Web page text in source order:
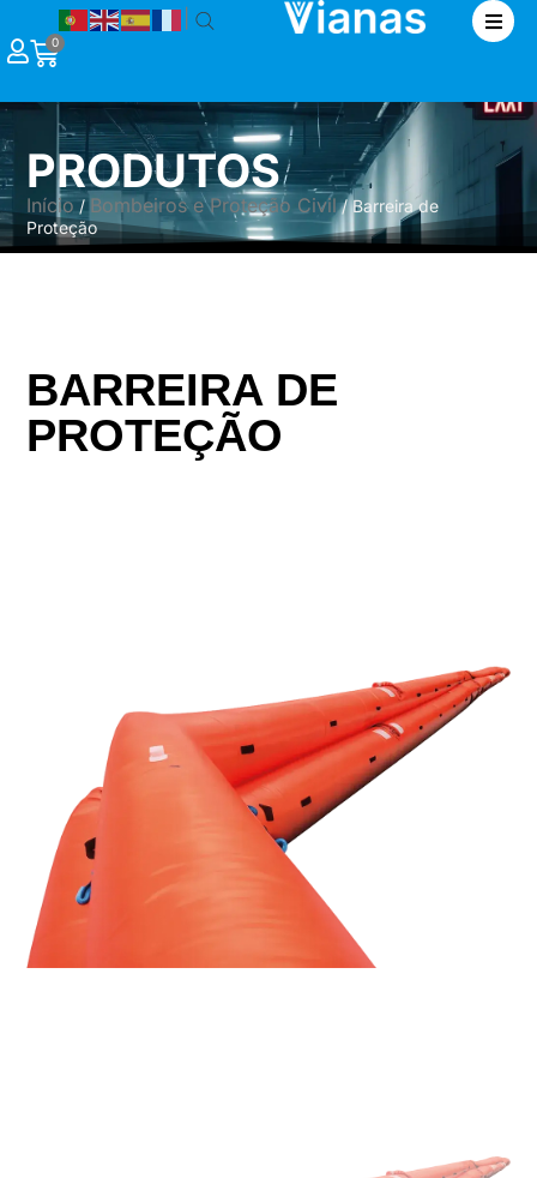
0
PRODUTOS
Início/ Bombeiros e Proteção Civil/ Barreira de
Proteção
BARREIRA DE
PROTEÇÃO